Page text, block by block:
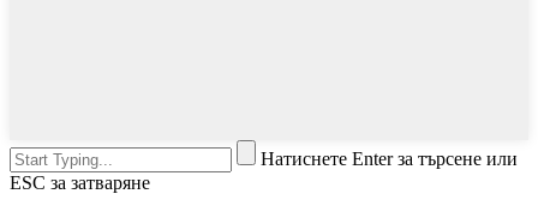
Натиснете Enter за търсене или
ESC за затваряне